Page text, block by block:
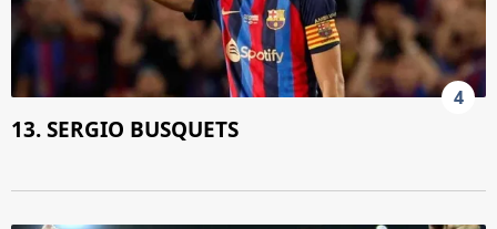
4
13. SERGIO BUSQUETS